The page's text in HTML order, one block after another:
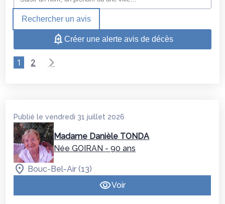
ESPACE FAMILLE
Rechercher un avis
Créer une alerte avis de décès
1 2
Publié le vendredi 31 juillet 2026
Madame Danièle TONDA
Née GOIRAN - 90 ans
Bouc-Bel-Air (13)
Voir